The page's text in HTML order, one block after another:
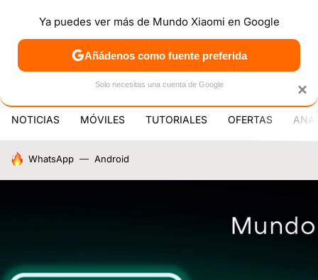
PATROCINA
MENÚ NUEVO
NOTICIAS MÓVILES TUTORIALES OFERTAS
HOY SE HABLA DE
WhatsApp Android
×
Ya puedes ver más de Mundo Xiaomi en Google
Añádenos como fuente preferida
Solo necesitas una cuenta de Google